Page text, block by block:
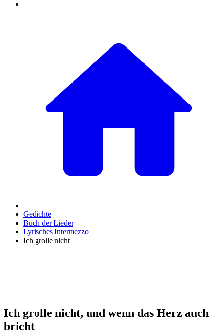
Gedichte
Buch der Lieder
Lyrisches Intermezzo
Ich grolle nicht
Ich grolle nicht, und wenn das Herz auch
bricht